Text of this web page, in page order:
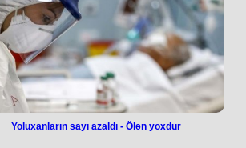
Qeyd edək ki, ölkədə indiyədək vurulan
ümumi sayı 13 865 343 təşkil edir.
Yoluxanların sayı azaldı - Ölən yoxdur